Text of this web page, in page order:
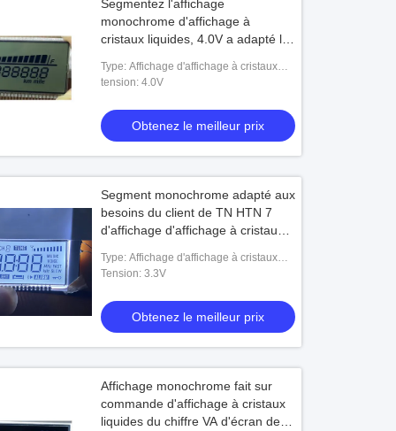
Segmentez l'affichage
monochrome d'affichage à
cristaux liquides, 4.0V a adapté le
d'écran d'affichage à cristaux
Type: Affichage d'affichage à cristaux
liquides de HTN
tension: 4.0V
Obtenez le meilleur prix
Segment monochrome adapté aux
besoins du client de TN HTN 7
d'affichage d'affichage à cristaux
Type: Affichage d'affichage à cristaux
liquides de HTN
Tension: 3.3V
Obtenez le meilleur prix
Affichage monochrome fait sur
commande d'affichage à cristaux
liquides du chiffre VA d'écran de